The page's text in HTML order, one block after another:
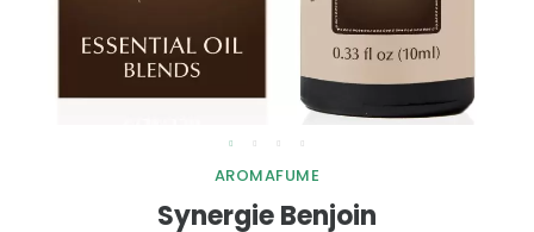
AROMAFUME
Synergie Benjoin